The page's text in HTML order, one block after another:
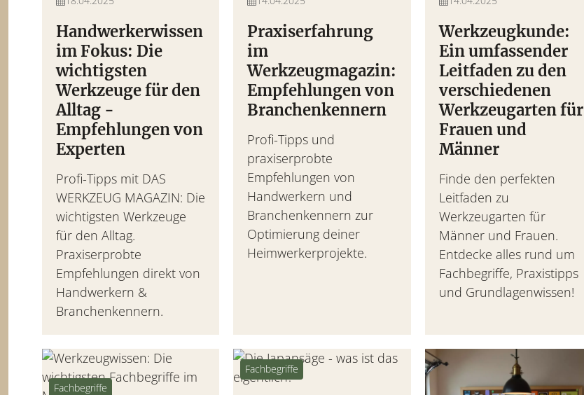
Akkuschrauber Test
Die besten Akkuschrauber im Praxis-Check – Leistung,
Ausstattung & Preis-Leistung.
Handwerkerwissen
im Fokus: Die
wichtigsten
Werkzeuge für den
Alltag -
Empfehlungen von
Experten
Profi-Tipps mit DAS
WERKZEUG MAGAZIN: Die
wichtigsten Werkzeuge
für den Alltag.
Praxiserprobte
Empfehlungen direkt von
Handwerkern &
Branchenkennern.
Praxiserfahrung
im
Werkzeugmagazin:
Empfehlungen von
Branchenkennern
Profi-Tipps und
praxiserprobte
Empfehlungen von
Handwerkern und
Branchenkennern zur
Optimierung deiner
Heimwerkerprojekte.
Werkzeugkunde:
Ein umfassender
Leitfaden zu den
verschiedenen
Werkzeugarten für
Frauen und
Männer
Finde den perfekten
Leitfaden zu
Werkzeugarten für
Männer und Frauen.
Entdecke alles rund um
Fachbegriffe, Praxistipps
und Grundlagenwissen!
Fachbegriffe
Fachbegriffe